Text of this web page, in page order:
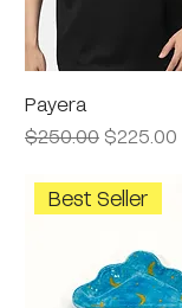
Payera
Precio
$250.00 Precio
$225.00
Best Seller